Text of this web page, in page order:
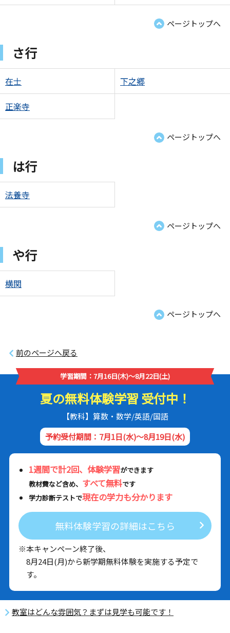
ページトップへ
さ行
在士 下之郷
正楽寺
ページトップへ
は行
法養寺
ページトップへ
や行
横関
ページトップへ
前のページへ戻る
学習期間：7月16日(木)～8月22日(土)
夏の無料体験学習 受付中！
【教科】算数・数学/英語/国語
予約受付期間：7月1日(水)～8月19日(水)
1週間で計2回、体験学習ができます
教材費など含め、 すべて無料です
学力診断テストで現在の学力も分かります
無料体験学習の詳細はこちら
※本キャンペーン終了後、
8月24日(月)から新学期無料体験を実施する予定で
す。
教室はどんな雰囲気？まずは見学も可能です！